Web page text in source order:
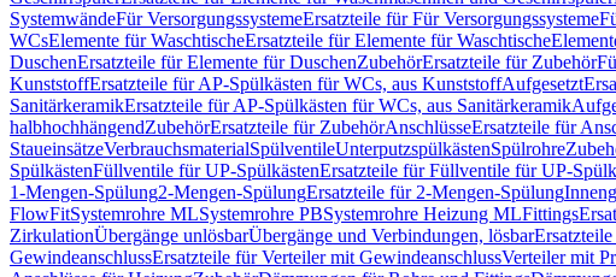
SystemwändeFür VersorgungssystemeErsatzteile für Für Versorgungssysteme
WCsElemente für WaschtischeErsatzteile für Elemente für Waschtische
DuschenErsatzteile für Elemente für DuschenZubehörErsatzteile für Zubehör
KunststoffErsatzteile für AP-Spülkästen für WCs, aus KunststoffAufgesetzt
SanitärkeramikErsatzteile für AP-Spülkästen für WCs, aus Sanitärkeramik
halbhochhängendZubehörErsatzteile für ZubehörAnschlüsseErsatzteile für
StaueinsätzeVerbrauchsmaterialSpülventileUnterputzspülkästenSpülrohre
SpülkästenFüllventile für UP-SpülkästenErsatzteile für Füllventile für UP-
1-Mengen-Spülung2-Mengen-SpülungErsatzteile für 2-Mengen-Spülung
FlowFitSystemrohre MLSystemrohre PBSystemrohre Heizung MLFittings
ZirkulationÜbergänge unlösbarÜbergänge und Verbindungen, lösbar
GewindeanschlussErsatzteile für Verteiler mit GewindeanschlussVerteiler mit